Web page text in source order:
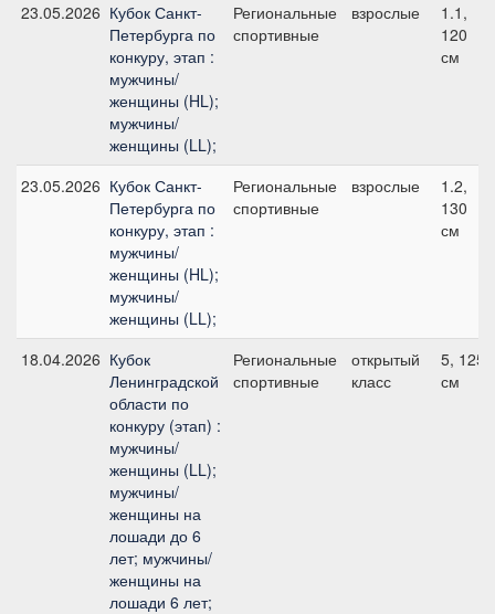
23.05.2026 Кубок Санкт-
Петербурга по
конкуру, этап :
мужчины/
женщины (HL);
мужчины/
женщины (LL);
Региональные
спортивные
взрослые
1.1,
120
см
23.05.2026 Кубок Санкт-
Петербурга по
конкуру, этап :
мужчины/
женщины (HL);
мужчины/
женщины (LL);
Региональные
спортивные
взрослые
1.2,
130
см
18.04.2026 Кубок
Ленинградской
области по
конкуру (этап) :
мужчины/
женщины (LL);
мужчины/
женщины на
лошади до 6
лет; мужчины/
женщины на
лошади 6 лет;
Региональные
спортивные
открытый
класс
5, 125
см